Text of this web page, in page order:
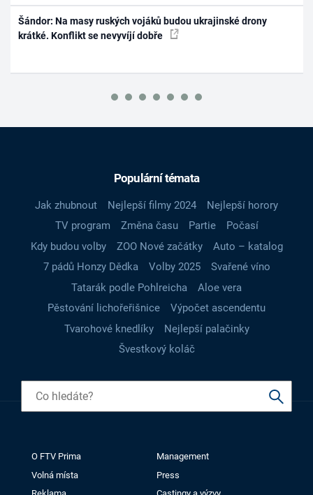
Šándor: Na masy ruských vojáků budou ukrajinské drony
krátké. Konflikt se nevyvíjí dobře
Populární témata
Jak zhubnout Nejlepší filmy 2024
Nejlepší horory
TV program
Změna času Partie
Počasí
Kdy budou volby
ZOO Nové začátky
Auto – katalog
7 pádů Honzy Dědka
Volby 2025
Svařené víno
Tatarák podle Pohlreicha
Aloe vera
Pěstování lichořeřišnice
Výpočet ascendentu
Tvarohové knedlíky
Nejlepší palačinky
Švestkový koláč
O FTV Prima
Management
Volná místa
Press